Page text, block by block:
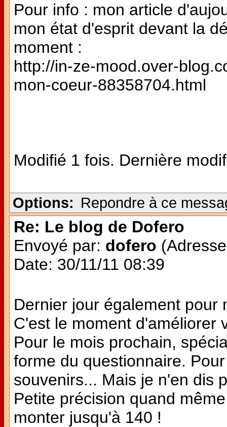
Pour info : mon article
mon état d'esprit devant la
moment :
http://in-ze-mood.over-
mon-coeur-88358704.html
Modifié 1 fois. Dernière
Options: Repondre à ce
Re: Le blog de Dofero
Envoyé par: dofero
Date: 30/11/11 08:39
Dernier jour également pour
C'est le moment d'améliorer
Pour le mois prochain,
forme du questionnaire.
souvenirs... Mais je n'en dis
Petite précision quand
monter jusqu'à 140 !